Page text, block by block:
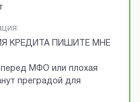
КРЕДИТА ПИШИТЕ МНЕ
перед МФО или плохая
преградой для